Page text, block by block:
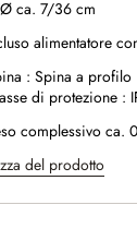
ca. 7/36 cm
alimentatore
: Spina a profilo
di protezione :
complessivo ca.
del prodotto